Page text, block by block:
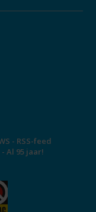
- RSS-feed
Al 95 jaar!